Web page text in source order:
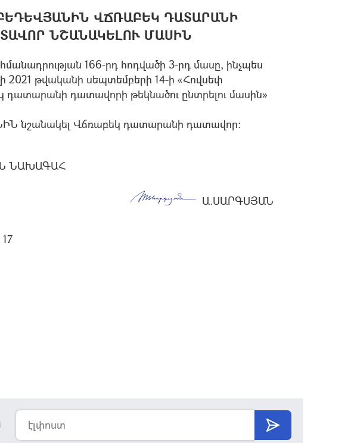
ՎՃՌԱԲԵԿ ԴԱՏԱՐԱՆԻ
ՆՇԱՆԱԿԵԼՈՒ ՄԱՍԻՆ
166-րդ հոդվածի 3-րդ մասը, ինչպես
2021 թվականի սեպտեմբերի 14-ի «Հովսեփ
դատարանի դատավորի թեկնածու ընտրելու մասին»
նշանակել Վճռաբեկ դատարանի դատավոր:
ՆԱԽԱԳԱՀ
Ա.ՍԱՐԳՍՅԱՆ